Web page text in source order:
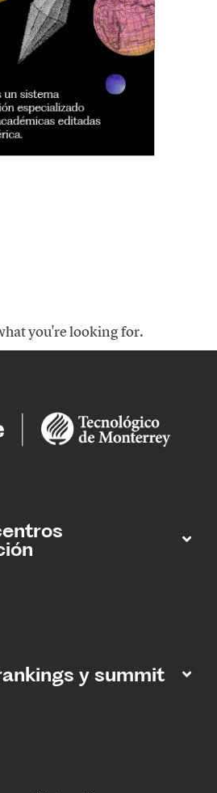
you're looking for.
y summit